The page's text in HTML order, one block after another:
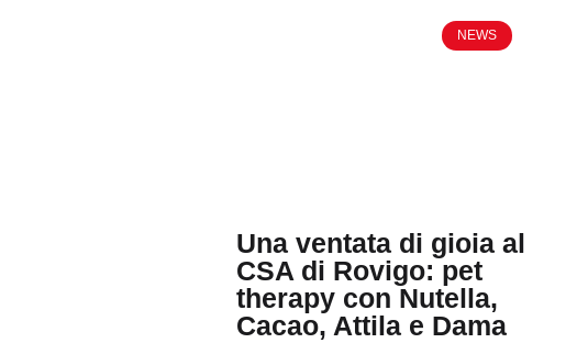
NEWS
Una ventata di gioia al
CSA di Rovigo: pet
therapy con Nutella,
Cacao, Attila e Dama